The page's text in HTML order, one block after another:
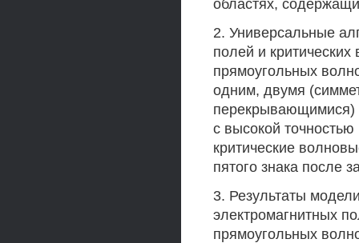
областях,
2. Универсальные
полей и
прямоугольных
одним, двумя
перекрывающимися)
с высокой
критические
пятого знака после
3. Результаты
электромагнитных
прямоугольных